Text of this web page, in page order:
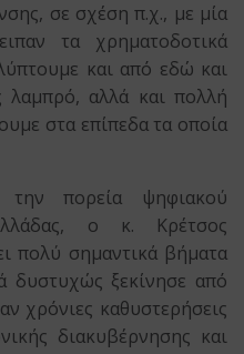
σε σχέση π.χ., με μία
τα χρηματοδοτικά
και από εδώ και
λαμπρό, αλλά και πολλή
στα επίπεδα τα οποία
την πορεία ψηφιακού
ο κ. Κρέτσος
πολύ σημαντικά βήματα
δυστυχώς ξεκίνησε από
χρόνιες καθυστερήσεις
διακυβέρνησης και